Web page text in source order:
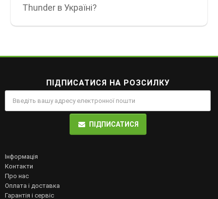
Thunder в Україні?
ПІДПИСАТИСЯ НА РОЗСИЛКУ
ПІДПИСАТИСЯ
Інформація
Контакти
Про нас
Оплата і доставка
Гарантія і сервіс